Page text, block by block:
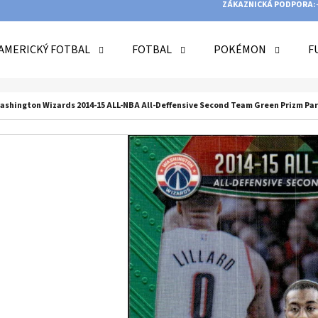
ZÁKAZNICKÁ PODPORA:
FOTBAL FOTBAL POKÉMON
Wizards 2014-15 ALL-NBA All-Deffensive Second Team Green Prizm
HLEDAT
DOPORUČUJEME